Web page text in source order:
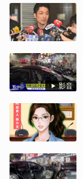
影音